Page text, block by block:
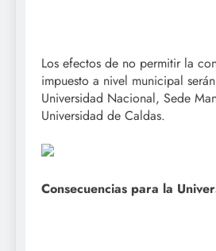
Los efectos de no permitir la
impuesto a nivel municipal
Universidad Nacional, Sede
Universidad de Caldas.
Consecuencias para la